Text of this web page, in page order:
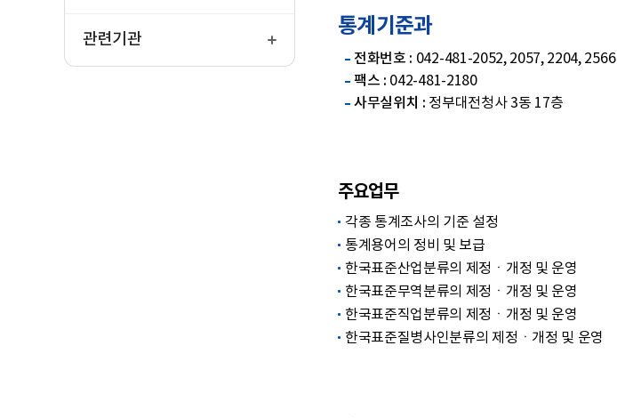
관련기관
통계기준과
전화번호 : 042-481-2052, 2057, 2204, 2566
팩스 : 042-481-2180
사무실위치 : 정부대전청사 3동 17층
주요업무
각종 통계조사의 기준 설정
통계용어의 정비 및 보급
한국표준산업분류의 제정ㆍ개정 및 운영
한국표준무역분류의 제정ㆍ개정 및 운영
한국표준직업분류의 제정ㆍ개정 및 운영
한국표준질병사인분류의 제정ㆍ개정 및 운영